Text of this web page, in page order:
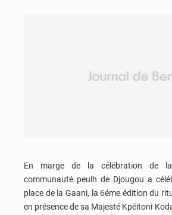
En marge de la célébration de
communauté peulh de Djougou a
place de la Gaani, la 6éme édition du
en présence de sa Majesté Kpéitoni